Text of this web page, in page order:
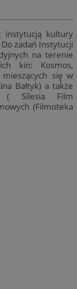
instytucją kultury
zadań Instytucji
na terenie
kin: Kosmos,
się̨ w
Bałtyk) a także
( Silesia Film
(Filmoteka